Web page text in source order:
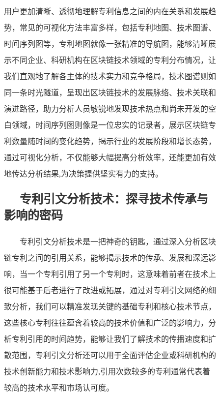
用户更加清晰、透彻地理解专利信息之间的内在关系和发展趋
势，常见的可视化方法丰富多样，包括专利地图、技术图谱、
时间序列图等，专利地图就像一张精准的导航图，能够清晰展
示不同企业、科研机构在区块链技术领域的专利分布情况，让
我们直观地了解各主体的技术实力和竞争格局，技术图谱则如
同一条时光隧道，呈现出区块链技术的发展脉络、技术关联和
演进路径，助力分析人员敏锐地发现技术热点和尚未开发的空
白领域，时间序列图则像是一位忠实的记录者，展示区块链专
利数量随时间的变化趋势，揭示行业的发展阶段和增长态势，
通过可视化分析，不仅能够大幅提高分析效率，还能更加有效
地传达分析结果,为决策提供坚实有力的支持。
专利引文分析技术：探寻技术传承与
影响的密码
专利引文分析技术是一把神奇的钥匙，通过深入分析区块
链专利之间的引用关系，能够揭示技术的传承、发展和深远影
响，当一个专利引用了另一个专利时，这意味着前者在技术上
很可能基于后者进行了改进或拓展，通过对专利引文网络的细
致分析，我们可以精准发现关键的基础专利和核心技术节点，
这些核心专利往往蕴含着较高的技术价值和广泛的影响力，分
析专利引用的时间趋势，能够让我们了解技术的传播速度和扩
散范围，专利引文分析还可以用于全面评估企业或科研机构的
技术创新能力和技术影响力,引用次数较多的专利通常代表着
较高的技术水平和市场认可度。